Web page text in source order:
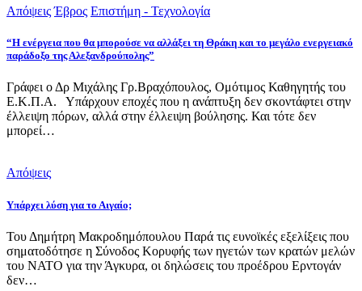
Απόψεις Έβρος Επιστήμη - Τεχνολογία
“Η ενέργεια που θα μπορούσε να αλλάξει τη Θράκη και το μεγάλο ενεργειακό
παράδοξο της Αλεξανδρούπολης”
Γράφει ο Δρ Μιχάλης Γρ.Βραχόπουλος, Ομότιμος Καθηγητής του
Ε.Κ.Π.Α. Υπάρχουν εποχές που η ανάπτυξη δεν σκοντάφτει στην
έλλειψη πόρων, αλλά στην έλλειψη βούλησης. Και τότε δεν
μπορεί…
Απόψεις
Υπάρχει λύση για το Αιγαίο;
Του Δημήτρη Μακροδημόπουλου Παρά τις ευνοϊκές εξελίξεις που
σηματοδότησε η Σύνοδος Κορυφής των ηγετών των κρατών μελών
του ΝΑΤΟ για την Άγκυρα, οι δηλώσεις του προέδρου Ερντογάν
δεν…